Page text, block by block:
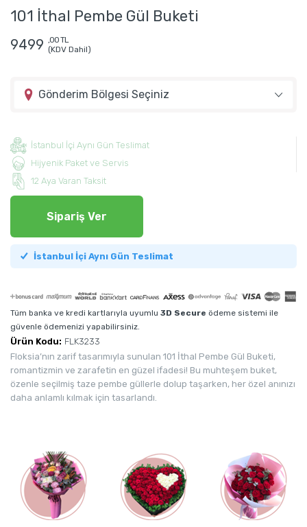
101 İthal Pembe Gül Buketi
9499 ,00 TL
(KDV Dahil)
Gönderim Bölgesi Seçiniz
İstanbul İçi Aynı Gün Teslimat
Hijyenik Paket ve Servis
12 Aya Varan Taksit
Sipariş Ver
İstanbul İçi Aynı Gün Teslimat
Tüm banka ve kredi kartlarıyla uyumlu 3D Secure ödeme sistemi ile
güvenle ödemenizi yapabilirsiniz.
Ürün Kodu: FLK3233
Floksia’nın zarif tasarımıyla sunulan 101 İthal Pembe Gül Buketi,
romantizmin ve zarafetin en güzel ifadesi! Bu muhteşem buket,
özenle seçilmiş taze pembe güllerle dolup taşarken, her özel anınızı
daha anlamlı kılmak için tasarlandı.